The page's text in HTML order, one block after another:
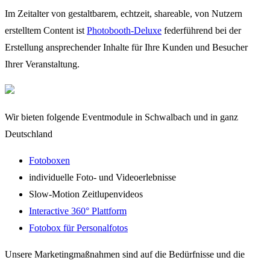
Im Zeitalter von gestaltbarem, echtzeit, shareable, von Nutzern
erstelltem Content ist Photobooth-Deluxe federführend bei der
Erstellung ansprechender Inhalte für Ihre Kunden und Besucher
Ihrer Veranstaltung.
Wir bieten folgende Eventmodule in Schwalbach und in ganz
Deutschland
Fotoboxen
individuelle Foto- und Videoerlebnisse
Slow-Motion Zeitlupenvideos
Interactive 360° Plattform
Fotobox für Personalfotos
Unsere Marketingmaßnahmen sind auf die Bedürfnisse und die